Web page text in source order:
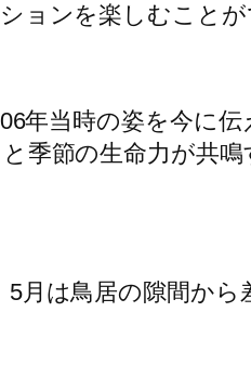
ョンを楽しむことが
年当時の姿を今に
季節の生命力が共
月は鳥居の隙間から